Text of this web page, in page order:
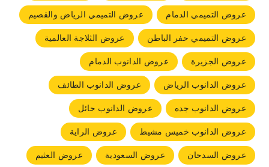
عروض التميمي الدمام
عروض التميمي الرياض والقصيم
عروض التميمي حفر الباطن
عروض الثلاجة العالمية
عروض الجزيرة
عروض الدانوب الدمام
عروض الدانوب الرياض
عروض الدانوب الطائف
عروض الدانوب جده
عروض الدانوب حائل
عروض الدانوب خميس مشيط
عروض الراية
عروض السدحان
عروض السعودية
عروض العثيم